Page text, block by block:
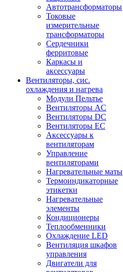
Автотрансформаторы
Токовые
измерительные
трансформаторы
Сердечники
ферритовые
Каркасы и
аксессуары
Вентиляторы, сис.
охлаждения и нагрева
Модули Пельтье
Вентиляторы AC
Вентиляторы DC
Вентиляторы EC
Аксессуары к
вентиляторам
Управление
вентиляторами
Нагревательные маты
Термоиндикаторные
этикетки
Нагревательные
элементы
Кондиционеры
Теплообменники
Охлаждение LED
Вентиляция шкафов
управления
Двигатели для